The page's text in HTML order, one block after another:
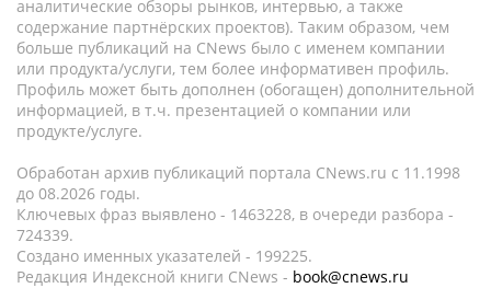
аналитические обзоры рынков, интервью, а также
содержание партнёрских проектов). Таким образом, чем
больше публикаций на CNews было с именем компании
или продукта/услуги, тем более информативен профиль.
Профиль может быть дополнен (обогащен) дополнительной
информацией, в т.ч. презентацией о компании или
продукте/услуге.
Обработан архив публикаций портала CNews.ru c 11.1998
до 08.2026 годы.
Ключевых фраз выявлено - 1463228, в очереди разбора -
724339.
Создано именных указателей - 199225.
Редакция Индексной книги CNews - book@cnews.ru